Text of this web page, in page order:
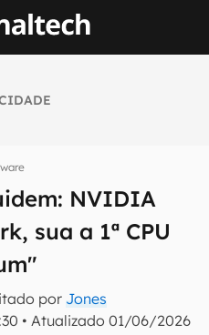
NVIDIA
sua a 1ª CPU
por Jones
• Atualizado 01/06/2026
em primeira
se